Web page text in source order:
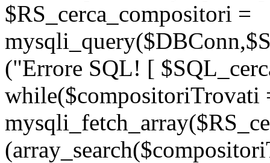
$RS_cerca_compositori =
("Errore SQL! [
while($compositoriTrovati